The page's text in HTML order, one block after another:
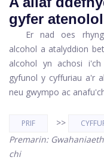
gyfer
Er nad oes
alcohol a atalyddion
alcohol yn achosi
gyfunol y cyffuriau a'r
neu gwympo ac
PRIF >>
Premarin:
chi